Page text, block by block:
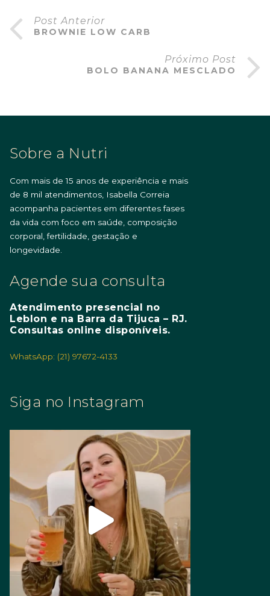
Post Anterior
BROWNIE LOW CARB
Próximo Post
BOLO BANANA MESCLADO
Sobre a Nutri
Com mais de 15 anos de experiência e mais
de 8 mil atendimentos, Isabella Correia
acompanha pacientes em diferentes fases
da vida com foco em saúde, composição
corporal, fertilidade, gestação e
longevidade.
Agende sua consulta
Atendimento presencial no
Leblon e na Barra da Tijuca – RJ.
Consultas online disponíveis.
WhatsApp: (21) 97672-4133
Siga no Instagram